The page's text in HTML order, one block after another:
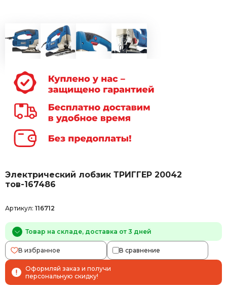
Электрический лобзик ТРИГГЕР 20042
тов-167486
Артикул: 116712
Товар на складе, доставка от 3 дней
В избранное В сравнение
Оформляй заказ и получи
персональную скидку!